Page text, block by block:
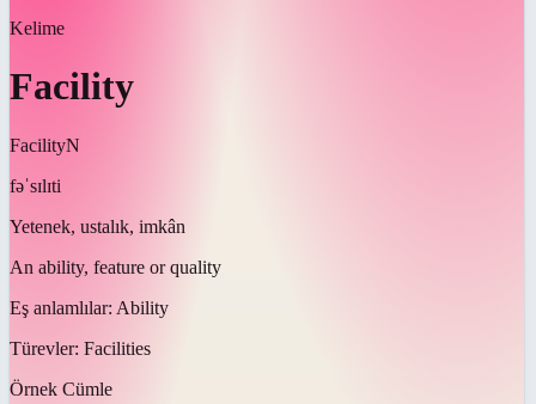
Kelime
Facility
FacilityN
fəˈsɪlɪti
Yetenek, ustalık, imkân
An ability, feature or quality
Eş anlamlılar: Ability
Türevler: Facilities
Örnek Cümle